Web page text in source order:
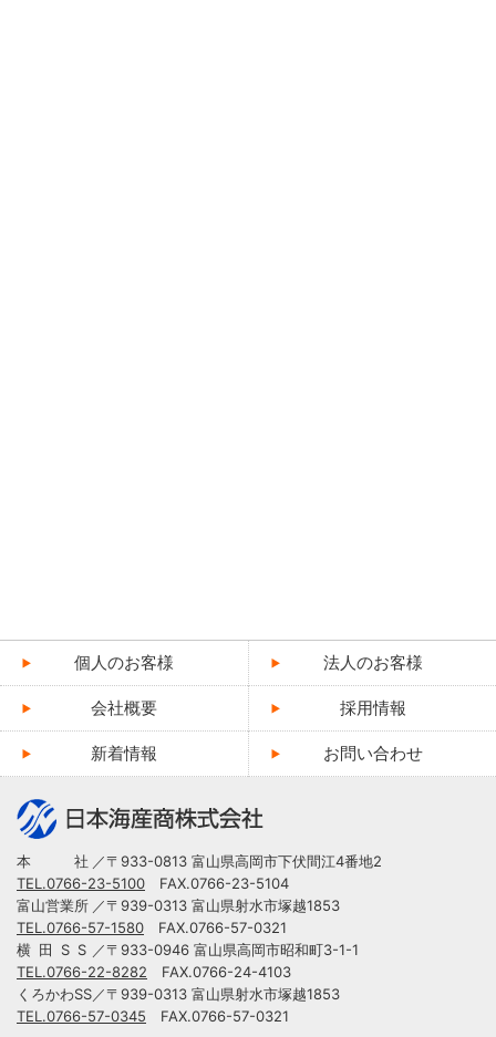
個人のお客様 法人のお客様
会社概要 採用情報
新着情報 お問い合わせ
本 社 ／〒933-0813 富山県高岡市下伏間江4番地2
TEL.0766-23-5100 FAX.0766-23-5104
富山営業所 ／〒939-0313 富山県射水市塚越1853
TEL.0766-57-1580 FAX.0766-57-0321
横田S S ／〒933-0946 富山県高岡市昭和町3-1-1
TEL.0766-22-8282 FAX.0766-24-4103
くろかわSS／〒939-0313 富山県射水市塚越1853
TEL.0766-57-0345 FAX.0766-57-0321